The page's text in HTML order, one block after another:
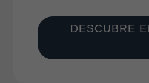
DESCUBRE